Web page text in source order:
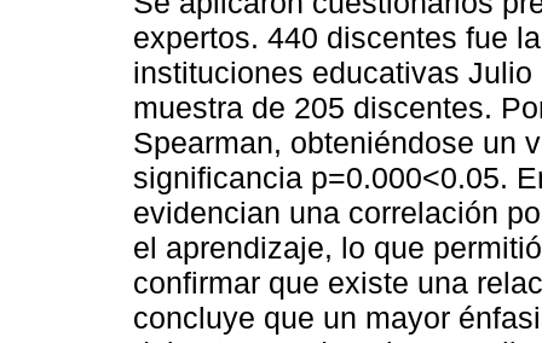
expertos. 440 discentes fue
instituciones educativas
muestra de 205 discentes.
Spearman, obteniéndose un
significancia p=0.000<0.05.
evidencian una correlación
el aprendizaje, lo que
confirmar que existe una
concluye que un mayor